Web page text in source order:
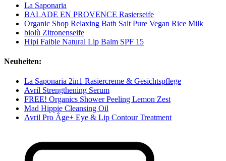
La Saponaria
BALADE EN PROVENCE Rasierseife
Organic Shop Relaxing Bath Salt Pure Vegan Rice Milk
biolù Zitronenseife
Hipi Faible Natural Lip Balm SPF 15
Neuheiten:
La Saponaria 2in1 Rasiercreme & Gesichtspflege
Avril Strengthening Serum
FREE! Organics Shower Peeling Lemon Zest
Mad Hippie Cleansing Oil
Avril Pro Âge+ Eye & Lip Contour Treatment